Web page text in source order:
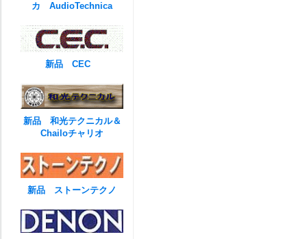
カ AudioTechnica
新品 CEC
新品 和光テクニカル＆
Chailoチャリオ
新品 ストーンテクノ